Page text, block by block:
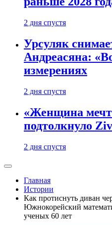
2 дня спустя
Урсуляк
Андреасяна:
измерениях
2 дня спустя
«Женщина
подтолкнуло
2 дня спустя
Главная
Истории
Как протиснуть диван
Южнокорейский
ученых 60 лет